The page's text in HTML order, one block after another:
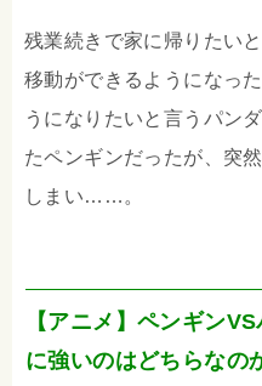
残業続きで家に帰りたい
移動ができるようになっ
うになりたいと言うパン
たペンギンだったが、突
しまい……。
【アニメ】ペンギン
に強いのはどちらなの